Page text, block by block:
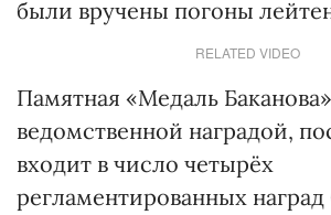
были вручены погоны
RELATED VIDEO
Памятная «Медаль
ведомственной наградой,
входит в число четырёх
регламентированных